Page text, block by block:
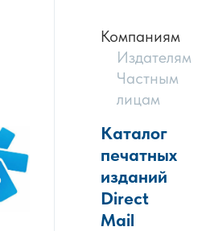
Компаниям
Издателям
Частным
лицам
Каталог
печатных
изданий
Direct
Mail